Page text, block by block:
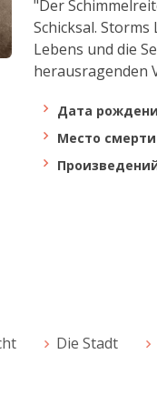
"Der
Schicksal.
Lebens und die
herausragenden
Дата
Место
Die Stadt